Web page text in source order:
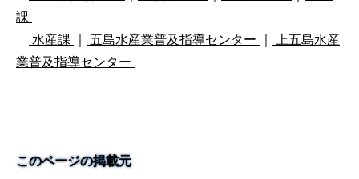
課
水産課
五島水産業普及指導センター
上五島水産
業普及指導センター
このページの掲載元